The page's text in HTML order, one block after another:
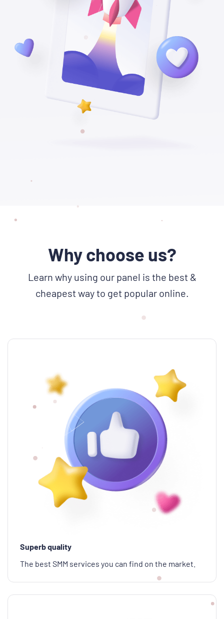
Why choose us?
Learn why using our panel is the best &
cheapest way to get popular online.
Superb quality
The best SMM services you can find on the market.